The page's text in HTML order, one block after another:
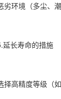
环境‌（多尘、潮
长寿命的措施‌
高精度等级（如